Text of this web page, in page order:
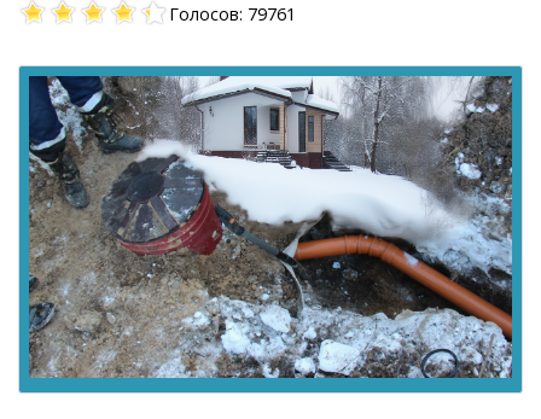
Голосов: 79761